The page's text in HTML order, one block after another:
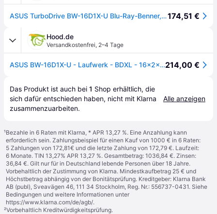
ASUS TurboDrive BW-16D1X-U Blu-Ray-Benner, M-Disc, kompatibel mit Windows und macOS,174,51 €
Hood.de
Versandkostenfrei, 2–4 Tage
ASUS BW-16D1X-U - Laufwerk - BDXL - 16x2x12x214,00 €
Das Produkt ist auch bei 1 Shop erhältlich, die
sich dafür entschieden haben, nicht mit Klarna
zusammenzuarbeiten.
Alle anzeigen
¹Bezahle in 6 Raten mit Klarna, * APR 13,27 %. Eine Anzahlung kann
erforderlich sein. Zahlungsbeispiel für einen Kauf von 1000 € in 6 Raten:
5 Zahlungen von 172,81€ und die letzte Zahlung von 172,79 €. Laufzeit:
6 Monate. TIN 13,27% APR 13,27 %. Gesamtbetrag: 1036,84 €. Zinsen:
36,84 €. Gilt nur für in Deutschland lebende Personen über 18 Jahre.
Vorbehaltlich der Zustimmung von Klarna. Mindestkaufbetrag 25 € und
Höchstbetrag abhängig von der Bonitätsprüfung. Kreditgeber: Klarna Bank
AB (publ), Sveavägen 46, 111 34 Stockholm, Reg. Nr.: 556737-0431. Siehe
Bedingungen und weitere Informationen unter
https://www.klarna.com/de/agb/.
²Vorbehaltlich Kreditwürdigkeitsprüfung.